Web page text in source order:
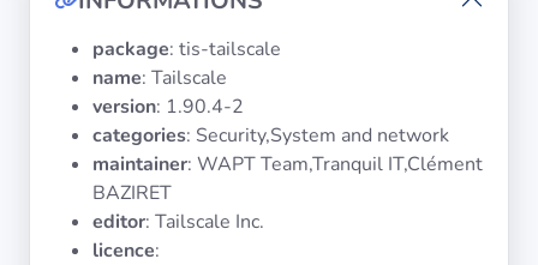
Systèmes
d'exploitation
Catégories
Licences
package: tis-tailscale
name: Tailscale
version: 1.90.4-2
categories: Security,System and network
maintainer: WAPT Team,Tranquil IT,Clément
BAZIRET
editor: Tailscale Inc.
licence: